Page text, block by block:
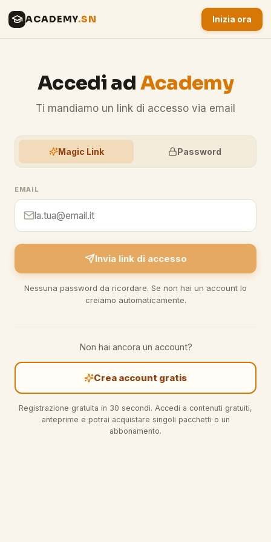
ACADEMY.SN Inizia ora
Accedi ad Academy
Ti mandiamo un link di accesso via email
Magic Link Password
EMAIL
Invia link di accesso
Nessuna password da ricordare. Se non hai un account lo
creiamo automaticamente.
Non hai ancora un account?
Crea account gratis
Registrazione gratuita in 30 secondi. Accedi a contenuti gratuiti,
anteprime e potrai acquistare singoli pacchetti o un
abbonamento.